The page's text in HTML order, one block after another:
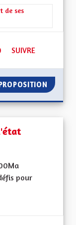
de ses
49 ABONNÉS
SUIVRE
pour